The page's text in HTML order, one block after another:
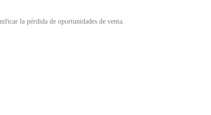
la pérdida de oportunidades de venta.